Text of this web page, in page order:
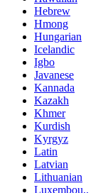
Hebrew
Hmong
Hungarian
Icelandic
Igbo
Javanese
Kannada
Kazakh
Khmer
Kurdish
Kyrgyz
Latin
Latvian
Lithuanian
Luxembou..